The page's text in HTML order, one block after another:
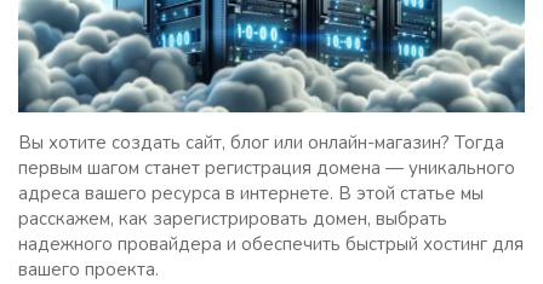
Вы хотите создать сайт, блог или онлайн-магазин? Тогда
первым шагом станет регистрация домена — уникального
адреса вашего ресурса в интернете. В этой статье мы
расскажем, как зарегистрировать домен, выбрать
надежного провайдера и обеспечить быстрый хостинг для
вашего проекта.